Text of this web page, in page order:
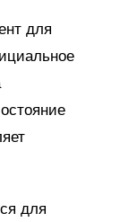
для
для